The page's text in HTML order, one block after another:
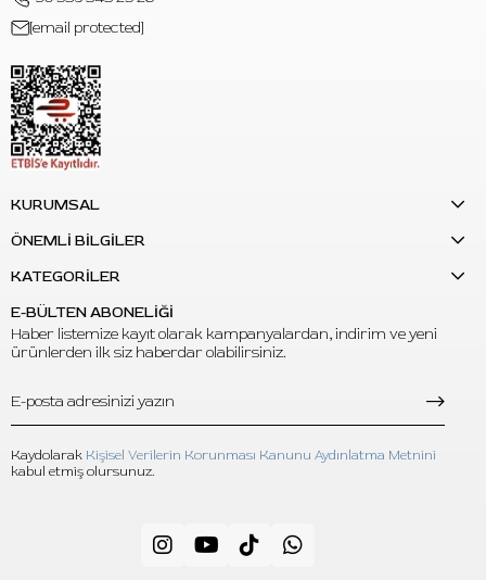
çalışmalarında kullanılır?
C: Çizgi, yazı, geometrik tasarım, minimal dövme, figürlü
çalışma, freehand hazırlık ve büyük parça stencil aktarımında
kullanılabilir.
S: Termal transfer kağıdıyla kullanılabilir mi?
C: Evet. Termal transfer kağıdıyla hazırlanan dövme
S: Freehand çizimlerde kullanılabilir mi?
çalışmalarında da tercih edilebilir.
S: 240ml hacim kimler için uygundur?
C: Sık stencil hazırlayan dövme stüdyoları, yoğun randevu
profesyonel kullanıcılar için uygundur.
[email protected]
KURUMSAL
ÖNEMLİ BİLGİLER
KATEGORİLER
E-BÜLTEN ABONELİĞİ
Haber listemize kayıt olarak kampanyalardan, indirim ve yeni
ürünlerden ilk siz haberdar olabilirsiniz.
Kaydolarak Kişisel Verilerin Korunması Kanunu Aydınlatma Metnini
kabul etmiş olursunuz.